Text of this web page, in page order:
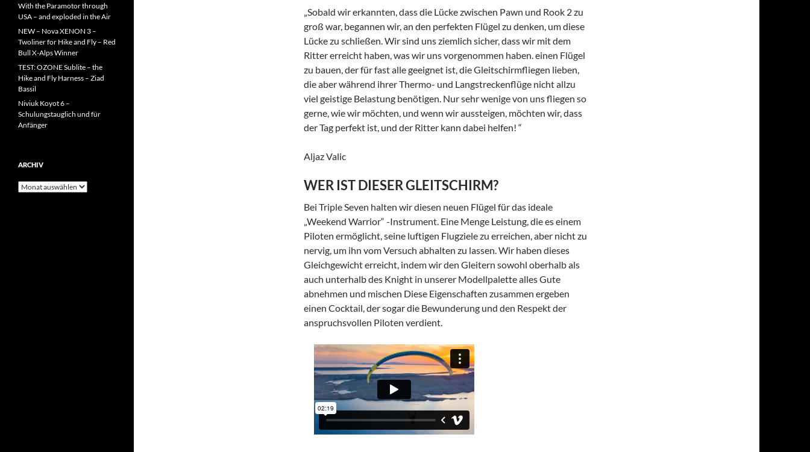
„Sobald wir erkannten, dass die Lücke zwischen Pawn und Rook 2 zu
groß war, begannen wir, an den perfekten Flügel zu denken, um diese
Lücke zu schließen. Wir sind uns ziemlich sicher, dass wir mit dem
Ritter erreicht haben, was wir uns vorgenommen haben. einen Flügel
zu bauen, der für fast alle geeignet ist, die Gleitschirmfliegen lieben,
die aber während ihrer Thermo- und Langstreckenflüge nicht allzu
viel geistige Belastung benötigen. Nur sehr wenige von uns fliegen so
gerne, wie wir möchten, und wenn wir aussteigen, möchten wir, dass
der Tag perfekt ist, und der Ritter kann dabei helfen! “
Aljaz Valic
WER IST DIESER GLEITSCHIRM?
Bei Triple Seven halten wir diesen neuen Flügel für das ideale
„Weekend Warrior“ -Instrument. Eine Menge Leistung, die es einem
Piloten ermöglicht, seine luftigen Flugziele zu erreichen, aber nicht zu
nervig, um ihn vom Versuch abhalten zu lassen. Wir haben dieses
Gleichgewicht erreicht, indem wir den Gleitern sowohl oberhalb als
auch unterhalb des Knight in unserer Modellpalette alles Gute
abnehmen und mischen Diese Eigenschaften zusammen ergeben
einen Cocktail, der sogar die Bewunderung und den Respekt der
anspruchsvollen Piloten verdient.
With the Paramotor through
USA – and exploded in the Air
NEW – Nova XENON 3 –
Twoliner for Hike and Fly – Red
Bull X-Alps Winner
TEST: OZONE Sublite – the
Hike and Fly Harness – Ziad
Bassil
Niviuk Koyot 6 –
Schulungstauglich und für
Anfänger
ARCHIV
Archiv